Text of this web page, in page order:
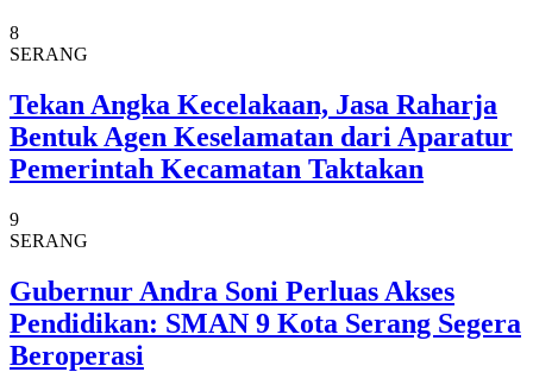
8
SERANG
Tekan Angka Kecelakaan, Jasa Raharja
Bentuk Agen Keselamatan dari Aparatur
Pemerintah Kecamatan Taktakan
9
SERANG
Gubernur Andra Soni Perluas Akses
Pendidikan: SMAN 9 Kota Serang Segera
Beroperasi